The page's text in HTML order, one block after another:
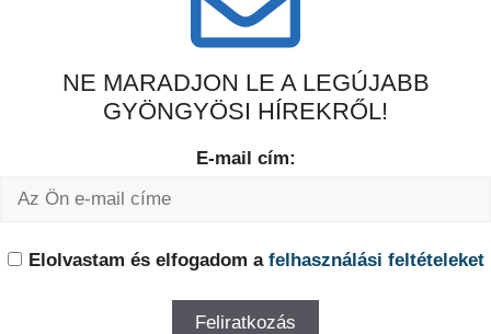
NE MARADJON LE A LEGÚJABB
GYÖNGYÖSI HÍREKRŐL!
E-mail cím:
Elolvastam és elfogadom a felhasználási feltételeket